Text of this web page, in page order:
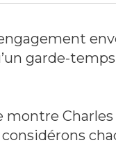
garde-
considérons